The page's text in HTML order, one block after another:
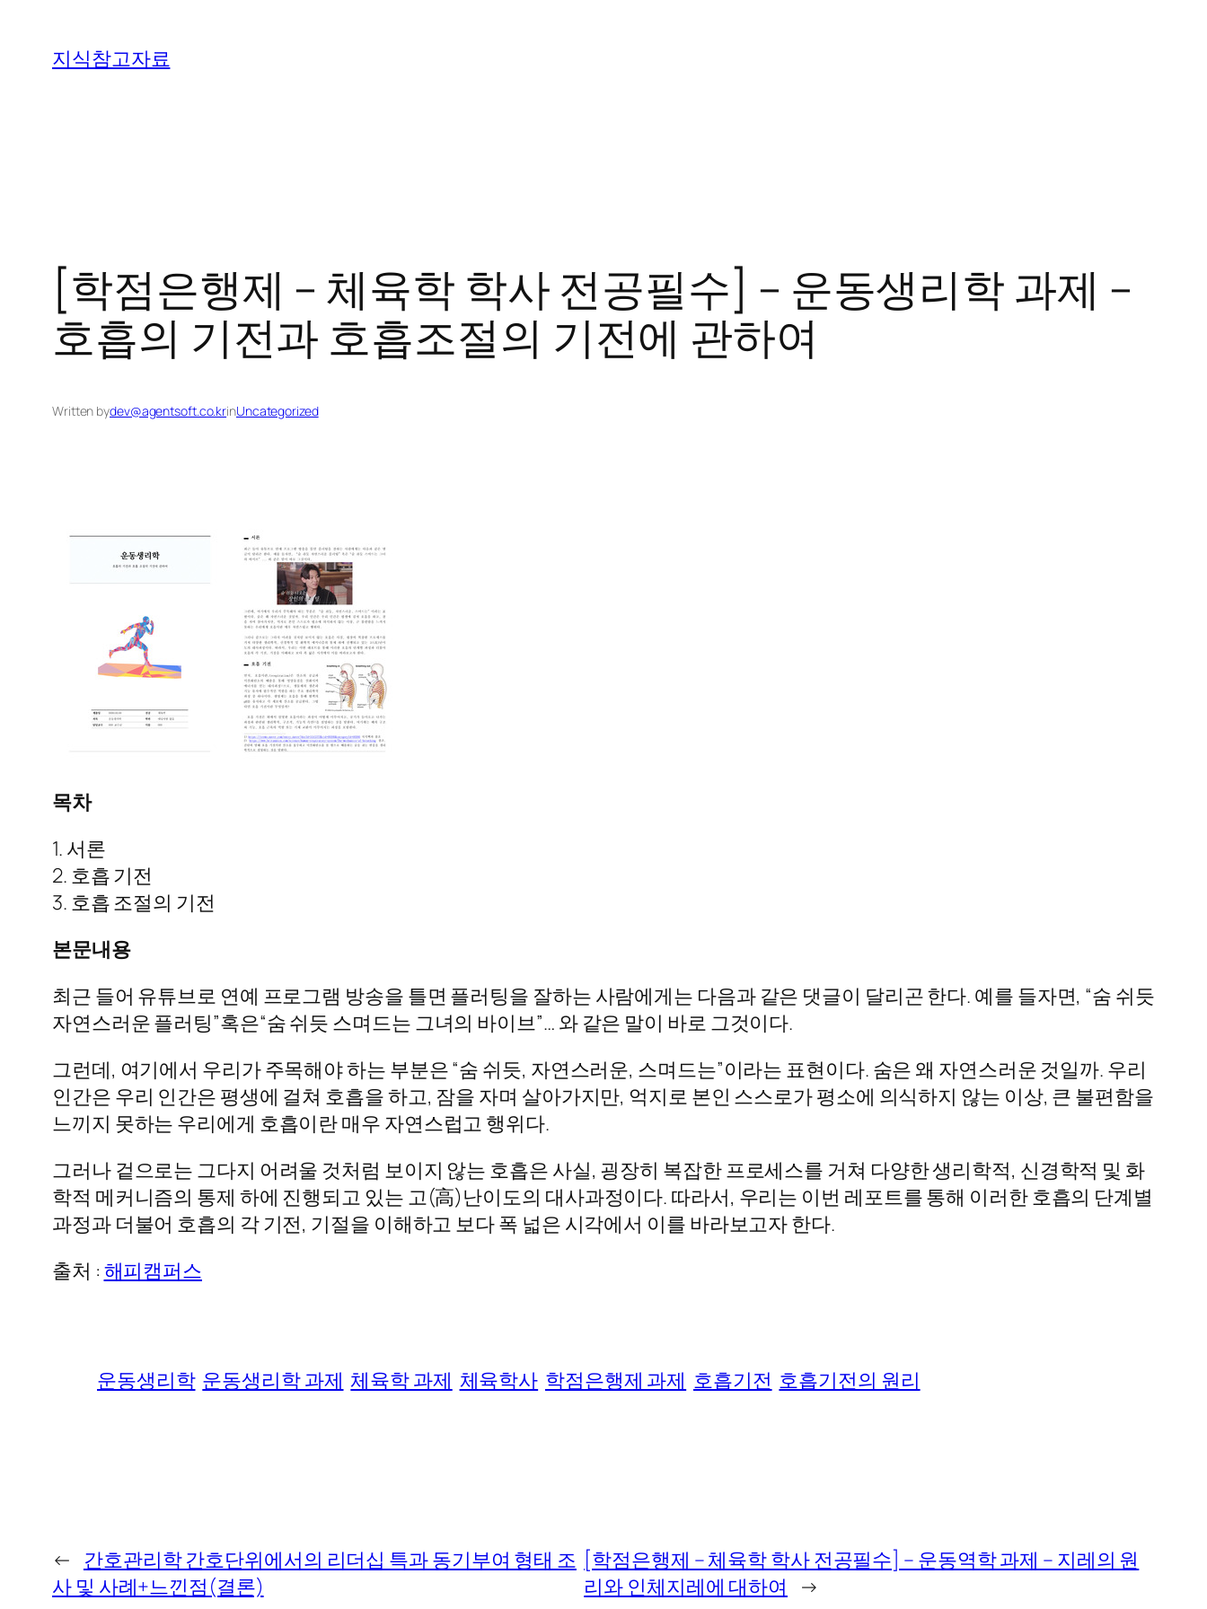
지식참고자료
[학점은행제 – 체육학 학사 전공필수] – 운동생리학 과제 –
호흡의 기전과 호흡조절의 기전에 관하여
Written bydev@agentsoft.co.krinUncategorized
목차
1. 서론
2. 호흡 기전
3. 호흡 조절의 기전
본문내용
최근 들어 유튜브로 연예 프로그램 방송을 틀면 플러팅을 잘하는 사람에게는 다음과 같은 댓글이 달리곤 한다. 예를 들자면, “숨 쉬듯
자연스러운 플러팅”혹은“숨 쉬듯 스며드는 그녀의 바이브”… 와 같은 말이 바로 그것이다.
그런데, 여기에서 우리가 주목해야 하는 부분은 “숨 쉬듯, 자연스러운, 스며드는”이라는 표현이다. 숨은 왜 자연스러운 것일까. 우리
인간은 우리 인간은 평생에 걸쳐 호흡을 하고, 잠을 자며 살아가지만, 억지로 본인 스스로가 평소에 의식하지 않는 이상, 큰 불편함을
느끼지 못하는 우리에게 호흡이란 매우 자연스럽고 행위다.
그러나 겉으로는 그다지 어려울 것처럼 보이지 않는 호흡은 사실, 굉장히 복잡한 프로세스를 거쳐 다양한 생리학적, 신경학적 및 화
학적 메커니즘의 통제 하에 진행되고 있는 고(高)난이도의 대사과정이다. 따라서, 우리는 이번 레포트를 통해 이러한 호흡의 단계별
과정과 더불어 호흡의 각 기전, 기절을 이해하고 보다 폭 넓은 시각에서 이를 바라보고자 한다.
출처 : 해피캠퍼스
운동생리학 운동생리학 과제 체육학 과제 체육학사 학점은행제 과제 호흡기전 호흡기전의 원리
← 간호관리학 간호단위에서의 리더십 특과 동기부여 형태 조
사 및 사례+느낀점(결론)
[학점은행제 – 체육학 학사 전공필수] – 운동역학 과제 – 지레의 원
리와 인체지레에 대하여
→